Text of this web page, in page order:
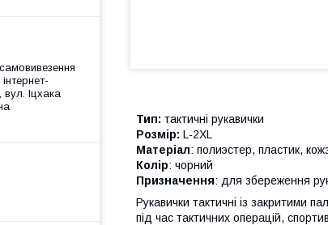
Тип: тактичні рукавички
Розмір: L-2XL
Матеріал: полиэстер, пластик,
Колір: чорний
Призначення: для збереження
Рукавички тактичні із закритими
під час тактичних операцій,
Іцхака